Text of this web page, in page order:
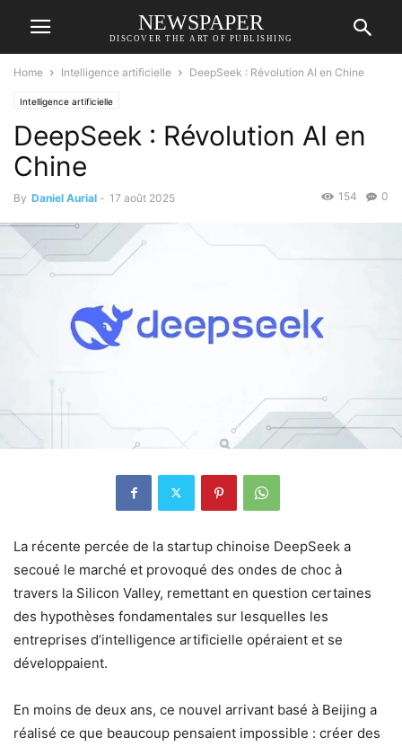
NEWSPAPER
DISCOVER THE ART OF PUBLISHING
Home Intelligence artificielle DeepSeek : Révolution AI en Chine
Intelligence artificielle
DeepSeek : Révolution AI en
Chine
By Daniel Aurial - 17 août 2025 0
154
La récente percée de la startup chinoise DeepSeek a
secoué le marché et provoqué des ondes de choc à
travers la Silicon Valley, remettant en question certaines
des hypothèses fondamentales sur lesquelles les
entreprises d’intelligence artificielle opéraient et se
développaient.
En moins de deux ans, ce nouvel arrivant basé à Beijing a
réalisé ce que beaucoup pensaient impossible : créer des